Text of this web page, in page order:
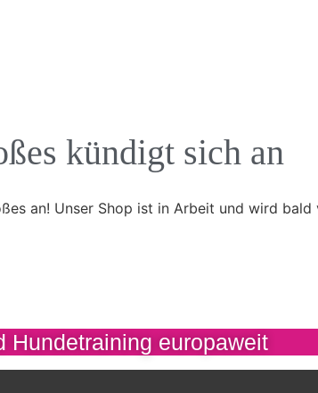
kündigt sich an
an! Unser Shop ist in Arbeit und wird
Hundetraining europaweit